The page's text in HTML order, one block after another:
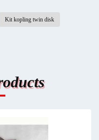
Kit kopling twin disk